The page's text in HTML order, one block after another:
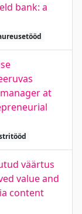
bank: a
at
väärtus
value and
content